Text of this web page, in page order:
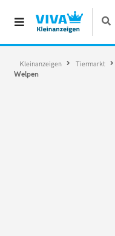
Kleinanzeigen Tiermarkt
Welpen